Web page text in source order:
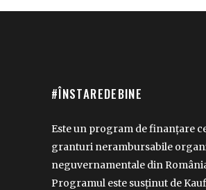
#ÎNSTAREDEBINE
Este un program de finanțare
granturi nerambursabile
neguvernamentale din
Programul este susținut de